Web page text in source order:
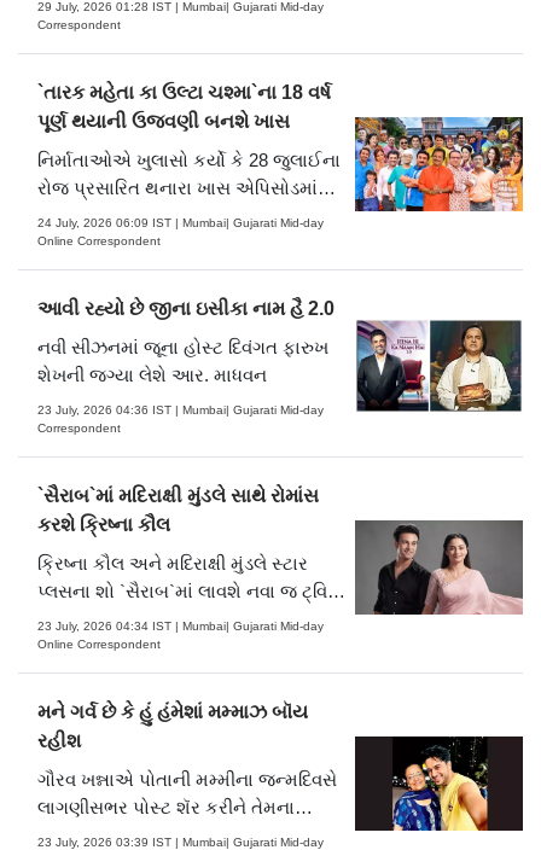
29 July, 2026 01:28 IST | Mumbai| Gujarati Mid-day
Correspondent
`તારક મહેતા કા ઉલ્ટા ચશ્મા`ના 18 વર્ષ
પૂર્ણ થયાની ઉજવણી બનશે ખાસ
નિર્માતાઓએ ખુલાસો કર્યો કે 28 જુલાઈના
રોજ પ્રસારિત થનારા ખાસ એપિસોડમાં
દર્શકો ગોકુલધામ સોસાયટી માટે એક નવો
દેખાવ જોશે. શોની ટીમને અભિનંદન આપવા
માટે ઘણા ખાસ મહેમાનો પણ પહોંચશે.
દર્શકો માટે સરપ્રાઈઝનું પણ આયોજન
કરવામાં આવ્યું છે.
24 July, 2026 06:09 IST | Mumbai| Gujarati Mid-day
Online Correspondent
આવી રહ્યો છે જીના ઇસીકા નામ હૈ 2.0
નવી સીઝનમાં જૂના હોસ્ટ દિવંગત ફારુખ
શેખની જગ્યા લેશે આર. માધવન
23 July, 2026 04:36 IST | Mumbai| Gujarati Mid-day
Correspondent
`સૈરાબ`માં મદિરાક્ષી મુંડલે સાથે રોમાંસ
કરશે ક્રિષ્ના કૌલ
ક્રિષ્ના કૌલ અને મદિરાક્ષી મુંડલે સ્ટાર
પ્લસના શો `સૈરાબ`માં લાવશે નવા જ ટ્વિસ્ટ;
નવી જોડીએ ચાહકોમાં ઉત્સુકતા જગાડી;
રોહિત ચંદેલની જગ્યાએ ક્રિષ્ના કૌલ જોવા
મળશે મુખ્ય ભૂમિકામાં
23 July, 2026 04:34 IST | Mumbai| Gujarati Mid-day
Online Correspondent
મને ગર્વ છે કે હું હંમેશાં મમ્માઝ બૉય
રહીશ
ગૌરવ ખન્નાએ પોતાની મમ્મીના જન્મદિવસે
લાગણીસભર પોસ્ટ શૅર કરીને તેમના
પ્રત્યેનો પ્રેમ અને આદર વ્યક્ત કર્યો છે
23 July, 2026 03:39 IST | Mumbai| Gujarati Mid-day